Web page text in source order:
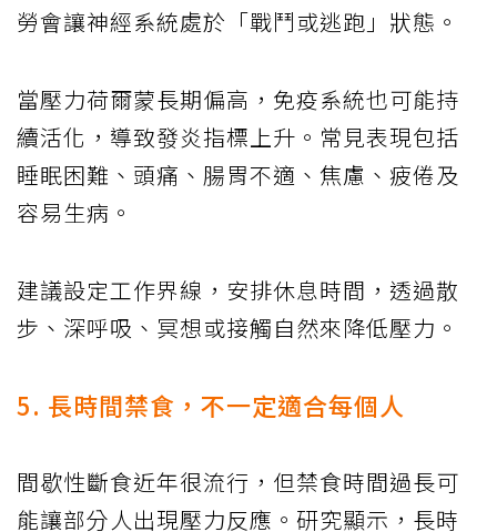
勞會讓神經系統處於「戰鬥或逃跑」狀態。
當壓力荷爾蒙長期偏高，免疫系統也可能持
續活化，導致發炎指標上升。常見表現包括
睡眠困難、頭痛、腸胃不適、焦慮、疲倦及
容易生病。
建議設定工作界線，安排休息時間，透過散
步、深呼吸、冥想或接觸自然來降低壓力。
5. 長時間禁食，不一定適合每個人
間歇性斷食近年很流行，但禁食時間過長可
能讓部分人出現壓力反應。研究顯示，長時